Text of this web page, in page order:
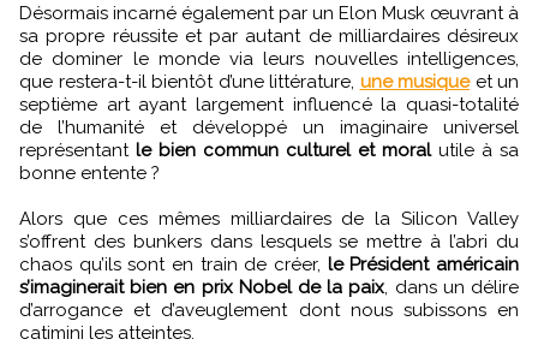
Désormais incarné également par un Elon Musk œuvrant à
sa propre réussite et par autant de milliardaires désireux
de dominer le monde via leurs nouvelles intelligences,
que restera-t-il bientôt d’une littérature, une musiqueet un
septième art ayant largement influencé la quasi-totalité
de l’humanité et développé un imaginaire universel
représentant le bien commun culturel et moralutile à sa
bonne entente ?
Alors que ces mêmes milliardaires de la Silicon Valley
s’offrent des bunkers dans lesquels se mettre à l’abri du
chaos qu’ils sont en train de créer, le Président américain
s’imaginerait bien en prix Nobel de la paix, dans un délire
d’arrogance et d’aveuglement dont nous subissons en
catimini les atteintes.